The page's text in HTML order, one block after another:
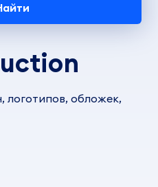
логотипов, обложек,